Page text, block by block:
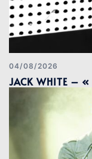
04/08/2026
JACK WHITE – «